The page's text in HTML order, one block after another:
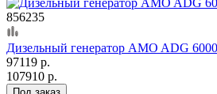
856235
Дизельный генератор AMO ADG
97119 р.
107910 р.